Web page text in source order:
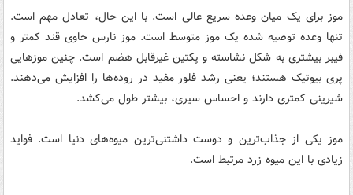
موز برای یک میان وعده سریع عالی است. با این حال، تعادل مهم است.
تنها وعده توصیه شده یک موز متوسط ​​است. موز نارس حاوی قند کمتر و
فیبر بیشتری به شکل نشاسته و پکتین غیرقابل هضم است. چنین موزهایی
پری بیوتیک هستند؛ یعنی رشد فلور مفید در روده‌ها را افزایش می‌دهند.
شیرینی کمتری دارند و احساس سیری، بیشتر طول می‌کشد.
موز یکی از جذاب‌ترین و دوست داشتنی‌ترین میوه‌های دنیا است. فواید
زیادی با این میوه زرد مرتبط است.